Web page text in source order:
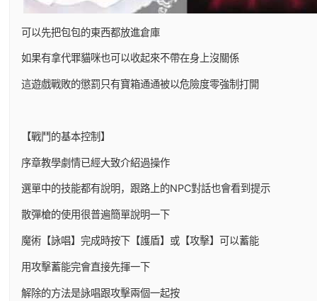
可以先把包包的東西都放進倉庫
如果有拿代罪貓咪也可以收起來不帶在身上沒關係
這遊戲戰敗的懲罰只有寶箱通通被以危險度零強制打開
【戰鬥的基本控制】
序章教學劇情已經大致介紹過操作
選單中的技能都有說明，跟路上的NPC對話也會看到提示
散彈槍的使用很普遍簡單說明一下
魔術【詠唱】完成時按下【護盾】或【攻擊】可以蓄能
用攻擊蓄能完會直接先揮一下
解除的方法是詠唱跟攻擊兩個一起按